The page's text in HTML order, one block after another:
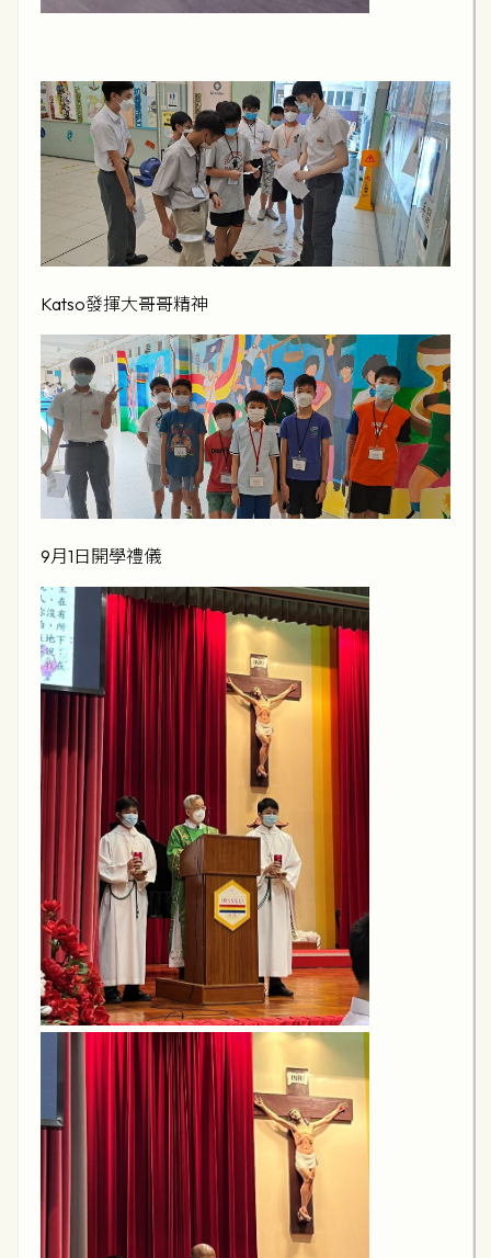
Katso發揮大哥哥精神
9月1日開學禮儀